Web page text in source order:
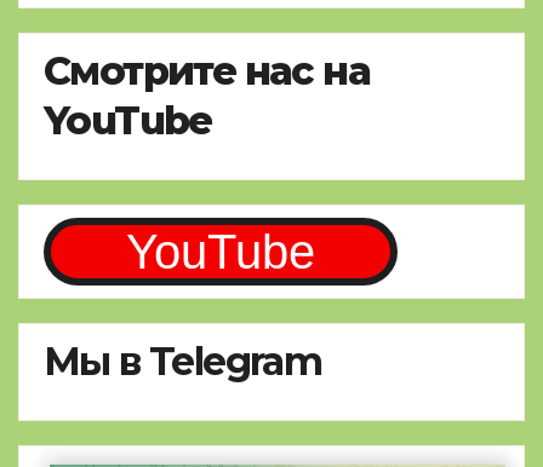
Смотрите нас на
YouTube
YouTube
Мы в Telegram